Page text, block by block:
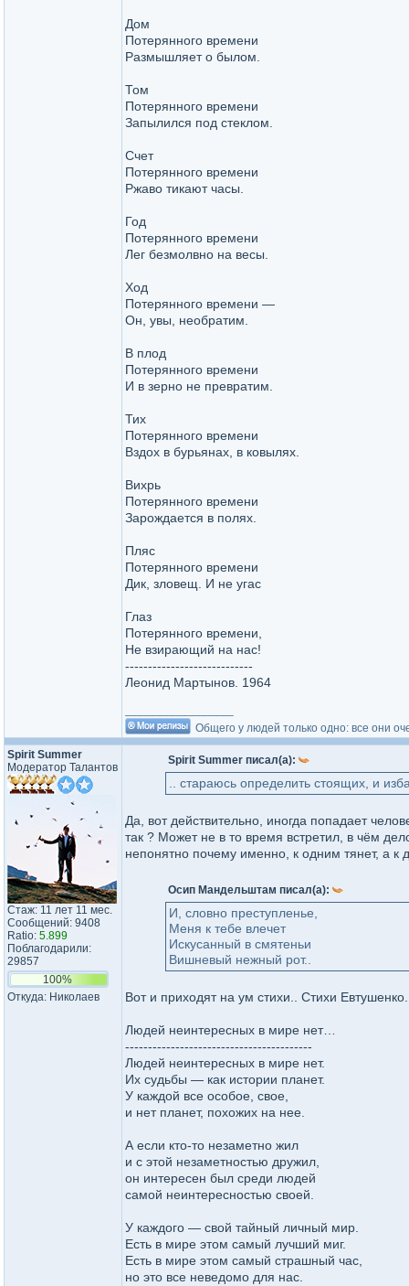
Дом
Потерянного времени
Размышляет о былом.
Том
Потерянного времени
Запылился под стеклом.
Счет
Потерянного времени
Ржаво тикают часы.
Год
Потерянного времени
Лег безмолвно на весы.
Ход
Потерянного времени —
Он, увы, необратим.
В плод
Потерянного времени
И в зерно не превратим.
Тих
Потерянного времени
Вздох в бурьянах, в ковылях.
Вихрь
Потерянного времени
Зарождается в полях.
Пляс
Потерянного времени
Дик, зловещ. И не угас
Глаз
Потерянного времени,
Не взирающий на нас!
----------------------------
Леонид Мартынов. 1964
Общего у людей только одно: все они
Spirit Summer
Модератор Талантов
Стаж: 11 лет 11 мес.
Сообщений: 9408
Ratio: 5.899
Поблагодарили:
29857
100%
Откуда: Николаев
Spirit Summer писал(а):
.. стараюсь определить стоящих, и
Да, вот действительно, иногда попадает
так ? Может не в то время встретил, в чём
непонятно почему именно, к одним тянет, а к
Осип Мандельштам писал(а):
И, словно преступленье,
Меня к тебе влечет
Искусанный в смятеньи
Вишневый нежный рот..
Вот и приходят на ум стихи.. Стихи Евтушенко.
Людей неинтересных в мире нет…
-----------------------------------------
Людей неинтересных в мире нет.
Их судьбы — как истории планет.
У каждой все особое, свое,
и нет планет, похожих на нее.
А если кто-то незаметно жил
и с этой незаметностью дружил,
он интересен был среди людей
самой неинтересностью своей.
У каждого — свой тайный личный мир.
Есть в мире этом самый лучший миг.
Есть в мире этом самый страшный час,
но это все неведомо для нас.